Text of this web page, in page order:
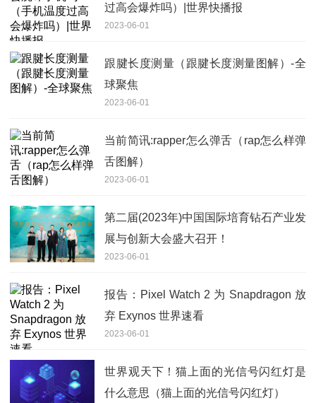
过高会爆炸吗）|世界快播报
2023-06-01
跟腱长度测量（跟腱长度测量图解）-全
球聚焦
2023-06-01
当前简讯:rapper怎么弹舌（rap怎么样弹
舌图解）
2023-06-01
第二届(2023年)中国国际培育钻石产业发
展与创新大会盛大召开！
2023-06-01
报告：Pixel Watch 2 为 Snapdragon 放
弃 Exynos 世界速看
2023-06-01
世界观天下！猫上面的光信号闪红灯是
什么意思（猫上面的光信号闪红灯）